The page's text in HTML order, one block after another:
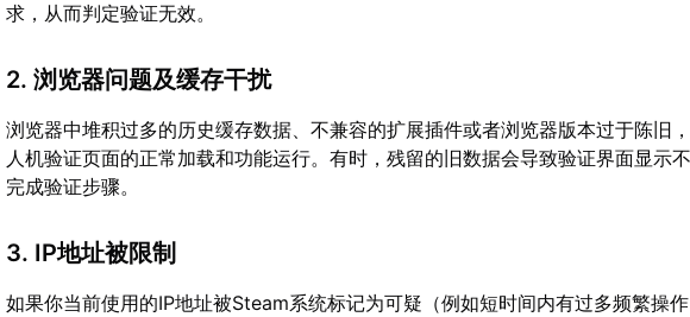
求，从而判定验证无效。
2. 浏览器问题及缓存干扰
浏览器中堆积过多的历史缓存数据、不兼容的扩展插件或者浏览器版本过于陈旧
人机验证页面的正常加载和功能运行。有时，残留的旧数据会导致验证界面显示
完成验证步骤。
3. IP地址被限制
如果你当前使用的IP地址被Steam系统标记为可疑（例如短时间内有过多频繁操